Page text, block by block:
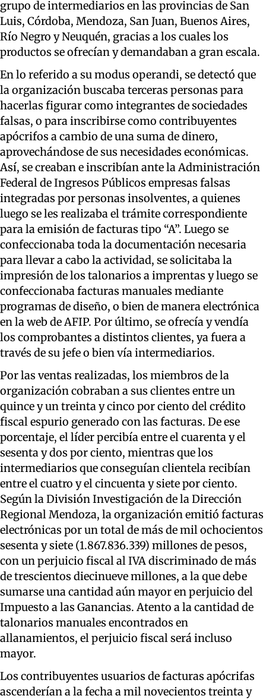
grupo de intermediarios en las provincias de San
Luis, Córdoba, Mendoza, San Juan, Buenos Aires,
Río Negro y Neuquén, gracias a los cuales los
productos se ofrecían y demandaban a gran escala.
En lo referido a su modus operandi, se detectó que
la organización buscaba terceras personas para
hacerlas figurar como integrantes de sociedades
falsas, o para inscribirse como contribuyentes
apócrifos a cambio de una suma de dinero,
aprovechándose de sus necesidades económicas.
Así, se creaban e inscribían ante la Administración
Federal de Ingresos Públicos empresas falsas
integradas por personas insolventes, a quienes
luego se les realizaba el trámite correspondiente
para la emisión de facturas tipo “A”. Luego se
confeccionaba toda la documentación necesaria
para llevar a cabo la actividad, se solicitaba la
impresión de los talonarios a imprentas y luego se
confeccionaba facturas manuales mediante
programas de diseño, o bien de manera electrónica
en la web de AFIP. Por último, se ofrecía y vendía
los comprobantes a distintos clientes, ya fuera a
través de su jefe o bien vía intermediarios.
Por las ventas realizadas, los miembros de la
organización cobraban a sus clientes entre un
quince y un treinta y cinco por ciento del crédito
fiscal espurio generado con las facturas. De ese
porcentaje, el líder percibía entre el cuarenta y el
sesenta y dos por ciento, mientras que los
intermediarios que conseguían clientela recibían
entre el cuatro y el cincuenta y siete por ciento.
Según la División Investigación de la Dirección
Regional Mendoza, la organización emitió facturas
electrónicas por un total de más de mil ochocientos
sesenta y siete (1.867.836.339) millones de pesos,
con un perjuicio fiscal al IVA discriminado de más
de trescientos diecinueve millones, a la que debe
sumarse una cantidad aún mayor en perjuicio del
Impuesto a las Ganancias. Atento a la cantidad de
talonarios manuales encontrados en
allanamientos, el perjuicio fiscal será incluso
mayor.
Los contribuyentes usuarios de facturas apócrifas
ascenderían a la fecha a mil novecientos treinta y